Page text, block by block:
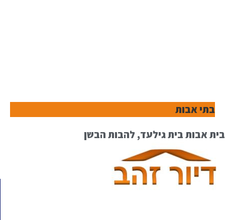
בתי אבות
בית אבות בית גילעד, להבות הבשן